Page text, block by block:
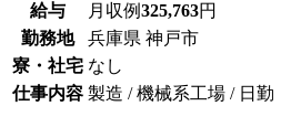
給与 月収例325,763円
勤務地
兵庫県 神戸市
寮・社宅 なし
仕事内容 製造 / 機械系工場 / 日勤